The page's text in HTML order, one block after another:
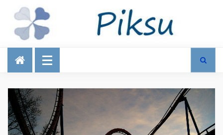
Talous